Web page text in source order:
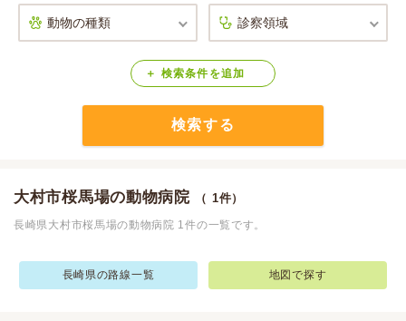
口コミ検索
Calooペットとは？ 検索条件 を追加
検索する
大村市桜馬場の動物病院 （ 1件）
長崎県大村市桜馬場の動物病院 1件の一覧です。
長崎県の路線一覧 地図で探す